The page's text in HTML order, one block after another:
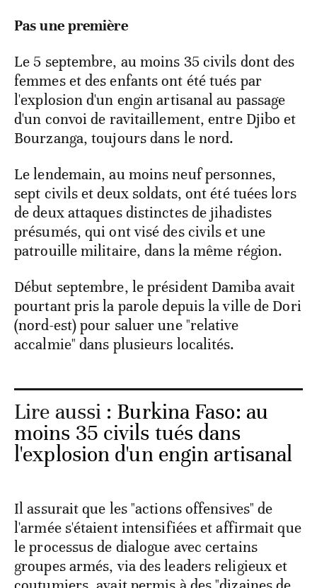
Pas une première
Le 5 septembre, au moins 35 civils dont des
femmes et des enfants ont été tués par
l'explosion d'un engin artisanal au passage
d'un convoi de ravitaillement, entre Djibo et
Bourzanga, toujours dans le nord.
Le lendemain, au moins neuf personnes,
sept civils et deux soldats, ont été tuées lors
de deux attaques distinctes de jihadistes
présumés, qui ont visé des civils et une
patrouille militaire, dans la même région.
Début septembre, le président Damiba avait
pourtant pris la parole depuis la ville de Dori
(nord-est) pour saluer une "relative
accalmie" dans plusieurs localités.
Lire aussi : Burkina Faso: au
moins 35 civils tués dans
l'explosion d'un engin artisanal
Il assurait que les "actions offensives" de
l'armée s'étaient intensifiées et affirmait que
le processus de dialogue avec certains
groupes armés, via des leaders religieux et